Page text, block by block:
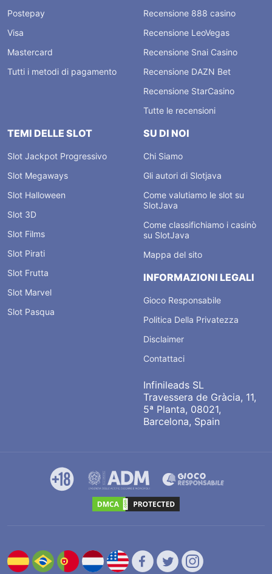
Postepay
Visa
Mastercard
Tutti i metodi di pagamento
Recensione 888 casino
Recensione LeoVegas
Recensione Snai Casino
Recensione DAZN Bet
Recensione StarCasino
Tutte le recensioni
TEMI DELLE SLOT
Slot Jackpot Progressivo
Slot Megaways
Slot Halloween
Slot 3D
Slot Films
Slot Pirati
Slot Frutta
Slot Marvel
Slot Pasqua
SU DI NOI
Chi Siamo
Gli autori di Slotjava
Come valutiamo le slot su
SlotJava
Come classifichiamo i casinò
su SlotJava
Mappa del sito
INFORMAZIONI LEGALI
Gioco Responsabile
Politica Della Privatezza
Disclaimer
Contattaci
Infinileads SL
Travessera de Gràcia, 11,
5ª Planta, 08021,
Barcelona, Spain